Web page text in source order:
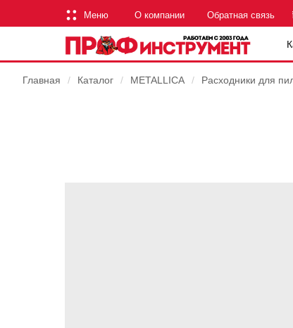
Меню Обратная связь
О компании
Главная / Каталог / METALLICA / Расходники для